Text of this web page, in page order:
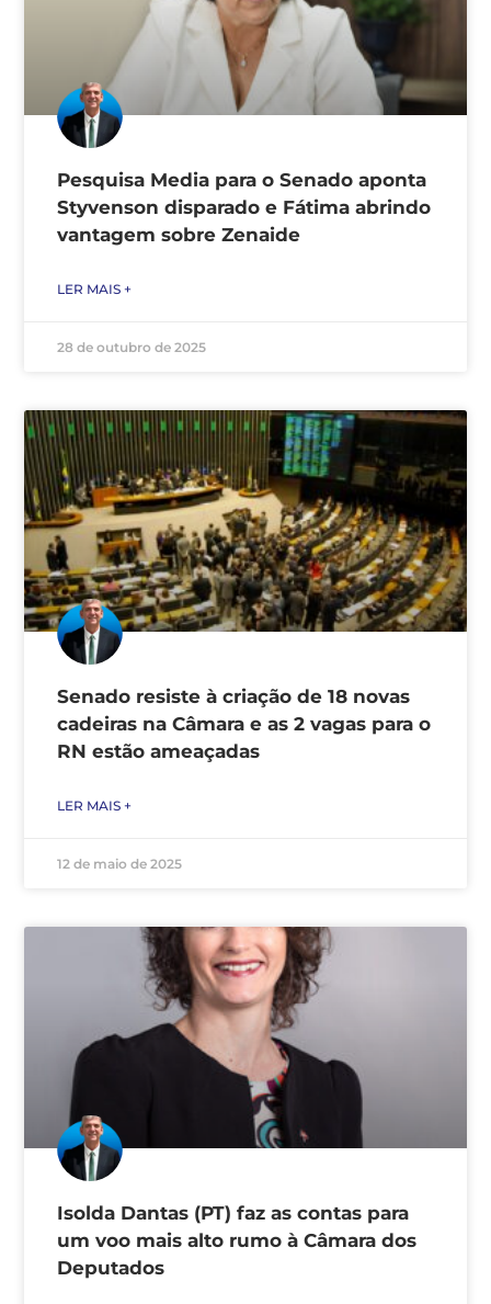
Pesquisa Media para o Senado aponta
Styvenson disparado e Fátima abrindo
vantagem sobre Zenaide
LER MAIS +
28 de outubro de 2025
Senado resiste à criação de 18 novas
cadeiras na Câmara e as 2 vagas para o
RN estão ameaçadas
LER MAIS +
12 de maio de 2025
Isolda Dantas (PT) faz as contas para
um voo mais alto rumo à Câmara dos
Deputados